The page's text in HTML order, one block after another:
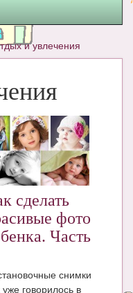
и увлечения
сделать
фото
Часть
снимки
уже говорилось в